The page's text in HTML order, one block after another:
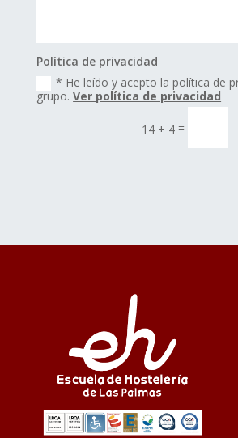
Política de privacidad
* He leído y acepto la política de
grupo.Ver política de privacidad
14 + 4 =